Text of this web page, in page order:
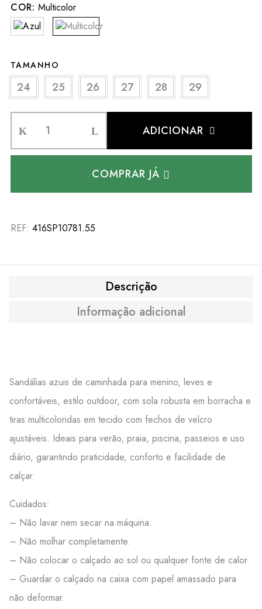
COR: Multicolor
TAMANHO
24 25 26 27 28 29
ADICIONAR
COMPRAR JÁ
REF: 416SP10781.55
Descrição
Informação adicional
Sandálias azuis de caminhada para menino, leves e
confortáveis, estilo outdoor, com sola robusta em borracha e
tiras multicoloridas em tecido com fechos de velcro
ajustáveis. Ideais para verão, praia, piscina, passeios e uso
diário, garantindo praticidade, conforto e facilidade de
calçar.
Cuidados:
– Não lavar nem secar na máquina.
– Não molhar completamente.
– Não colocar o calçado ao sol ou qualquer fonte de calor.
– Guardar o calçado na caixa com papel amassado para
não deformar.